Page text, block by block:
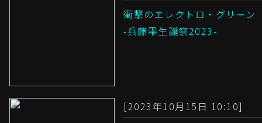
衝撃のエレクトロ・グリーン
-兵藤雫生誕祭2023-
[2023年10月15日 10:10]